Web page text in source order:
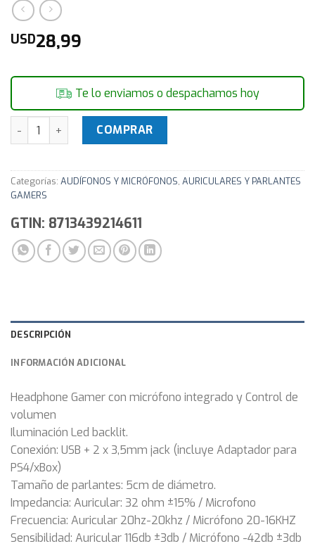
USD28,99
Te lo enviamos o despachamos hoy
Auricular Audifono Gamer c/mic X-Lizzard PS4 PS5 XBOX
COMPRAR
Categorías: AUDÍFONOS Y MICRÓFONOS, AURICULARES Y PARLANTES
GAMERS
GTIN: 8713439214611
DESCRIPCIÓN
INFORMACIÓN ADICIONAL
Headphone Gamer con micrófono integrado y Control de
volumen
Iluminación Led backlit.
Conexión: USB + 2 x 3,5mm jack (incluye Adaptador para
PS4/xBox)
Tamaño de parlantes: 5cm de diámetro.
Impedancia: Auricular: 32 ohm ±15% / Microfono
Frecuencia: Auricular 20hz-20khz / Micrófono 20-16KHZ
Sensibilidad: Auricular 116db ±3db / Micrófono -42db ±3db